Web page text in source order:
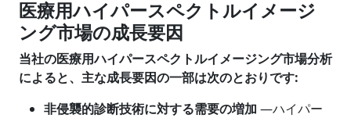
医療用ハイパースペクトルイメージ
ング市場の成長要因
当社の医療用ハイパースペクトルイメージング市場分析
によると、主な成長要因の一部は次のとおりです:
非侵襲的診断技術に対する需要の増加 ―ハイパー